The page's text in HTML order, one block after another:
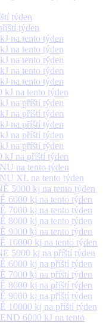
týden
týden
na tento týden
na tento týden
na tento týden
na tento týden
na tento týden
na tento týden
na příští týden
na příští týden
na příští týden
na příští týden
na příští týden
na příští týden
na tento týden
XL na tento týden
5000 kj na tento týden
6000 kj na tento týden
7000 kj na tento týden
8000 kj na tento týden
9000 kj na tento týden
10000 kj na tento týden
5000 kj na příští týden
6000 kj na příští týden
7000 kj na příští týden
8000 kj na příští týden
9000 kj na příští týden
10000 kj na příští týden
6000 kJ na tento